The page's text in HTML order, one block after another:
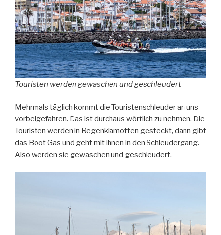
Touristen werden gewaschen und geschleudert
Mehrmals täglich kommt die Touristenschleuder an uns
vorbeigefahren. Das ist durchaus wörtlich zu nehmen. Die
Touristen werden in Regenklamotten gesteckt, dann gibt
das Boot Gas und geht mit ihnen in den Schleudergang.
Also werden sie gewaschen und geschleudert.